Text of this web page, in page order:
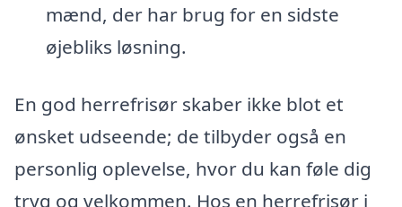
mænd, der har brug for en sidste
øjebliks løsning.
En god herrefrisør skaber ikke blot et
ønsket udseende; de tilbyder også en
personlig oplevelse, hvor du kan føle dig
tryg og velkommen. Hos en herrefrisør i